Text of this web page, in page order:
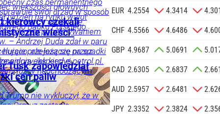
o.o. w imieniu
zlecenie jej
SIĘ
czas permanentnego
swój urząd w sposób
wyzwań – akcentuje.
przed porównywaniem
– Andrzej Duda zdał w paru
ale jeszcze przez
jak kiedyś
a po latach się to zmieniło
Andrzeja Dudy.
większości głównych
tydzień na rynku walut
Banku Polskiego.
kierowcy czekali
wieści”
przełożą się na spadki
eksperci e-petrol.pl.
już w nadchodzącym
Tusk zapowiedział
cen paliw
Trump nie wykluczył, że w
Ormuz zostanie
EUR 4.2554 4.3414
CHF 4.5566 4.6486
GBP 4.9687 5.0691
CAD 2.6305 2.6837
AUD 2.5957 2.6481
JPY 2.3352 2.3824